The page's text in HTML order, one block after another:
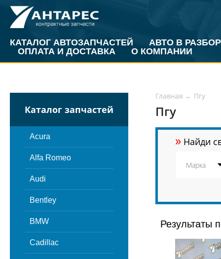
КАТАЛОГ АВТОЗАПЧАСТЕЙ
АВТО В РАЗБОР
ОПЛАТА И ДОСТАВКА
О КОМПАНИИ
Каталог запчастей
Acura
Alfa Romeo
Audi
Bentley
BMW
Cadillac
Главная ← Пгу
Пгу
» Найди
Результаты